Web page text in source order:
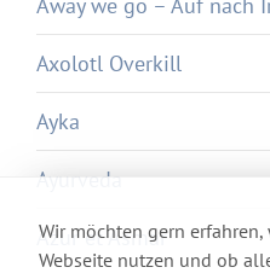
Wir möchten gern erfahren,
Webseite nutzen und ob
Axolotl Overkill
Ayka
Ayurveda
Azur et Asmar